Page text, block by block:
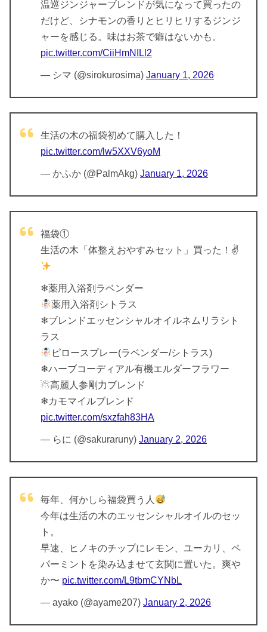
温巡ジンジャーブレンドが気になって買ったの
だけど、シナモンの香りとヒリヒリするジンジ
ャーを感じる。味はお茶で癖はないかも。
pic.twitter.com/CiiHmNILl2
— シマ (@sirokurosima) January 1, 2026
生活の木の福袋初めて購入した！
pic.twitter.com/lw5XXV6yoM
— かふか (@PalmAkg) January 1, 2026
福袋①
生活の木「体整えおやすみセット」買った！✌
❄薬用入浴剤ラベンダー
薬用入浴剤シトラス
❄ブレンドエッセンシャルオイルネムリラシト
ラス
ピロースプレー(ラベンダー/シトラス)
❄ハーブコーディアル有機エルダーフラワー
☃高麗人参剛力ブレンド
❄カモマイルブレンド
pic.twitter.com/sxzfah83HA
— らに (@sakuraruny) January 2, 2026
毎年、何かしら福袋買う人
今年は生活の木のエッセンシャルオイルのセッ
ト。
早速、ヒノキのチップにレモン、ユーカリ、ペ
パーミントを染み込ませて玄関に置いた。爽や
か〜 pic.twitter.com/L9tbmCYNbL
— ayako (@ayame207) January 2, 2026